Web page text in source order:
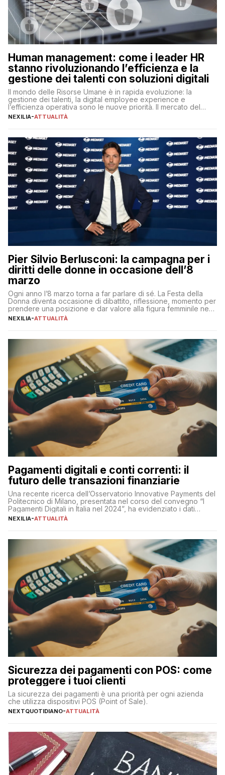
Human management: come i leader HR
stanno rivoluzionando l’efficienza e la
gestione dei talenti con soluzioni digitali
Il mondo delle Risorse Umane è in rapida evoluzione: la
gestione dei talenti, la digital employee experience e
l’efficienza operativa sono le nuove priorità. Il mercato del
lavoro, d’altra parte, è sempre più competitivo con una lotta
NEXILIA-ATTUALITÀ
Pier Silvio Berlusconi: la campagna per i
diritti delle donne in occasione dell’8
marzo
Ogni anno l’8 marzo torna a far parlare di sé. La Festa della
Donna diventa occasione di dibattito, riflessione, momento per
prendere una posizione e dar valore alla figura femminile nella
sua complessità e crucialità. A lanciare un messaggio “forte e
NEXILIA-ATTUALITÀ
Pagamenti digitali e conti correnti: il
futuro delle transazioni finanziarie
Una recente ricerca dell’Osservatorio Innovative Payments del
Politecnico di Milano, presentata nel corso del convegno “I
Pagamenti Digitali in Italia nel 2024”, ha evidenziato i dati
definitivi del primo semestre 2024 relativamente alle
NEXILIA-ATTUALITÀ
Sicurezza dei pagamenti con POS: come
proteggere i tuoi clienti
La sicurezza dei pagamenti è una priorità per ogni azienda
che utilizza dispositivi POS (Point of Sale).
NEXTQUOTIDIANO-ATTUALITÀ